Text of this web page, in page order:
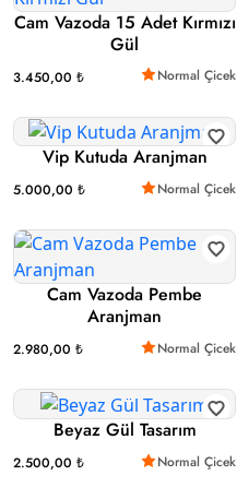
Cam Vazoda 15 Adet Kırmızı
Gül
3.450,00 ₺ Normal Çicek
Vip Kutuda Aranjman
5.000,00 ₺ Normal Çicek
Cam Vazoda Pembe
Aranjman
2.980,00 ₺ Normal Çicek
Beyaz Gül Tasarım
2.500,00 ₺ Normal Çicek